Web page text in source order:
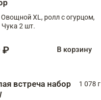
Овощной XL, ролл с огурцом,
2 шт.
₽ В корзину
встреча набор
1 078 г